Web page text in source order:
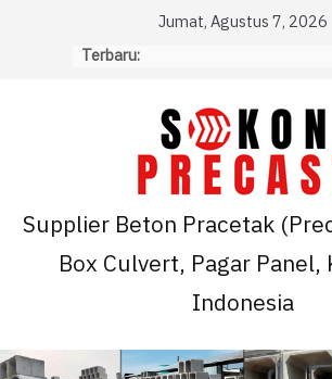
Jumat, Agustus 7, 2026
Terbaru:
Supplier Beton Pracetak
Box Culvert, Pagar Panel,
Indonesia